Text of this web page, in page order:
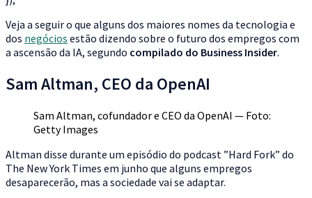
Veja a seguir o que alguns dos maiores nomes da tecnologia e
dos negócios estão dizendo sobre o futuro dos empregos com
a ascensão da IA, segundo compilado do Business Insider.
Sam Altman, CEO da OpenAI
Sam Altman, cofundador e CEO da OpenAI — Foto:
Getty Images
Altman disse durante um episódio do podcast ”Hard Fork” do
The New York Times em junho que alguns empregos
desaparecerão, mas a sociedade vai se adaptar.